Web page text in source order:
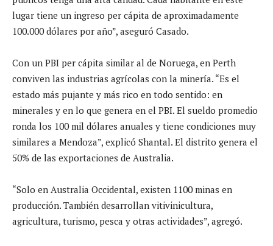
lugar tiene un ingreso per cápita de aproximadamente
100.000 dólares por año”, aseguró Casado.
Con un PBI per cápita similar al de Noruega, en Perth
conviven las industrias agrícolas con la minería. “Es el
estado más pujante y más rico en todo sentido: en
minerales y en lo que genera en el PBI. El sueldo promedio
ronda los 100 mil dólares anuales y tiene condiciones muy
similares a Mendoza”, explicó Shantal. El distrito genera el
50% de las exportaciones de Australia.
“Solo en Australia Occidental, existen 1100 minas en
producción. También desarrollan vitivinicultura,
agricultura, turismo, pesca y otras actividades”, agregó.